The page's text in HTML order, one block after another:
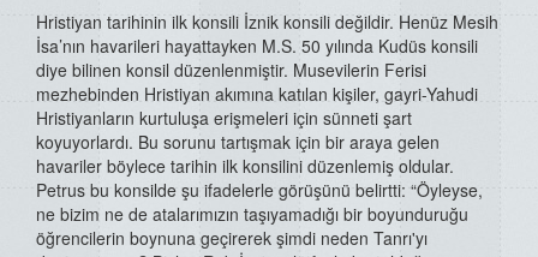
Hristiyan tarihinin ilk konsili İznik konsili değildir. Henüz Mesih
İsa’nın havarileri hayattayken M.S. 50 yılında Kudüs konsili
diye bilinen konsil düzenlenmiştir. Musevilerin Ferisi
mezhebinden Hristiyan akımına katılan kişiler, gayri-Yahudi
Hristiyanların kurtuluşa erişmeleri için sünneti şart
koyuyorlardı. Bu sorunu tartışmak için bir araya gelen
havariler böylece tarihin ilk konsilini düzenlemiş oldular.
Petrus bu konsilde şu ifadelerle görüşünü belirtti: “Öyleyse,
ne bizim ne de atalarımızın taşıyamadığı bir boyunduruğu
öğrencilerin boynuna geçirerek şimdi neden Tanrı'yı